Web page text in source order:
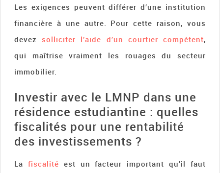
Les exigences peuvent différer d’une institution
financière à une autre. Pour cette raison, vous
devez solliciter l’aide d’un courtier compétent,
qui maîtrise vraiment les rouages du secteur
immobilier.
Investir avec le LMNP dans une
résidence estudiantine : quelles
fiscalités pour une rentabilité
des investissements ?
La fiscalité est un facteur important qu’il faut